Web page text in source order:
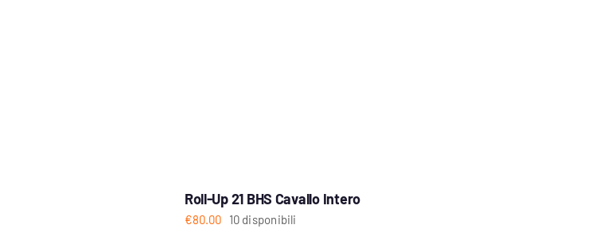
Roll-Up 21 BHS Cavallo Intero
€80.00 10 disponibili